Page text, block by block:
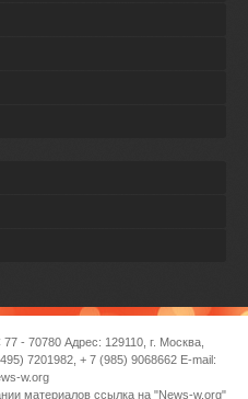
- 70780 Адрес: 129110, г. Москва,
7201982, + 7 (985) 9068662 E-mail:
w.org
материалов ссылка на "News-w.org"